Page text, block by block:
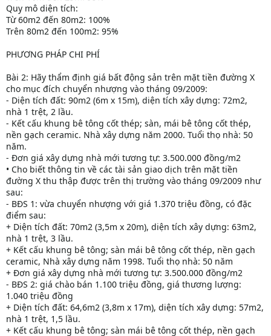
Quy mô diện tích:
Từ 60m2 đến 80m2: 100%
Trên 80m2 đến 100m2: 95%
PHƯƠNG PHÁP CHI PHÍ
Bài 2: Hãy thẩm định giá bất động sản trên mặt tiền đường X
cho mục đích chuyển nhượng vào tháng 09/2009:
- Diện tích đất: 90m2 (6m x 15m), diện tích xây dựng: 72m2,
nhà 1 trệt, 2 lầu.
- Kết cấu khung bê tông cốt thép; sàn, mái bê tông cốt thép,
nền gạch ceramic. Nhà xây dựng năm 2000. Tuổi thọ nhà: 50
năm.
- Đơn giá xây dựng nhà mới tương tự: 3.500.000 đồng/m2
• Cho biết thông tin về các tài sản giao dịch trên mặt tiền
đường X thu thập được trên thị trường vào tháng 09/2009 như
sau:
- BĐS 1: vừa chuyển nhượng với giá 1.370 triệu đồng, có đặc
điểm sau:
+ Diện tích đất: 70m2 (3,5m x 20m), diện tích xây dựng: 63m2,
nhà 1 trệt, 3 lầu.
+ Kết cấu khung bê tông; sàn mái bê tông cốt thép, nền gạch
ceramic, Nhà xây dựng năm 1998. Tuổi thọ nhà: 50 năm
+ Đơn giá xây dựng nhà mới tương tự: 3.500.000 đồng/m2
- BĐS 2: giá chào bán 1.100 triệu đồng, giá thương lượng:
1.040 triệu đồng
+ Diện tích đất: 64,6m2 (3,8m x 17m), diện tích xây dựng: 57m2,
nhà 1 trệt, 1,5 lầu.
+ Kết cấu khung bê tông; sàn mái bê tông cốt thép, nền gạch